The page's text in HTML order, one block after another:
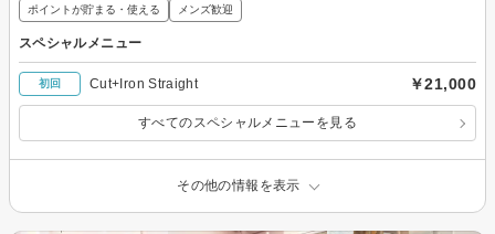
ポイントが貯まる・使える メンズ歓迎
スペシャルメニュー
初回 Cut+Iron Straight ￥21,000
すべてのスペシャルメニューを見る
その他の情報を表示